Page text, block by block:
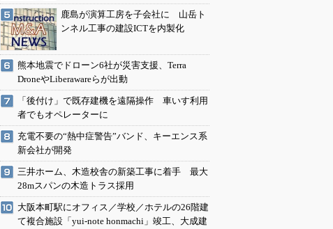
鹿島が演算工房を子会社に 山岳ト
ンネル工事の建設ICTを内製化
熊本地震でドローン6社が災害支援、Terra
DroneやLiberawareらが出動
「後付け」で既存建機を遠隔操作 車いす利用
者でもオペレーターに
充電不要の“熱中症警告”バンド、キーエンス系
新会社が開発
三井ホーム、木造校舎の新築工事に着手 最大
28mスパンの木造トラス採用
大阪本町駅にオフィス／学校／ホテルの26階建
て複合施設「yui-note honmachi」竣工、大成建